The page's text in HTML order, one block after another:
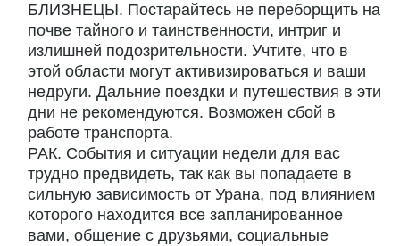
БЛИЗНЕЦЫ. Постарайтесь не переборщить на
почве тайного и таинственности, интриг и
излишней подозрительности. Учтите, что в
этой области могут активизироваться и ваши
недруги. Дальние поездки и путешествия в эти
дни не рекомендуются. Возможен сбой в
работе транспорта.
РАК. События и ситуации недели для вас
трудно предвидеть, так как вы попадаете в
сильную зависимость от Урана, под влиянием
которого находится все запланированное
вами, общение с друзьями, социальные